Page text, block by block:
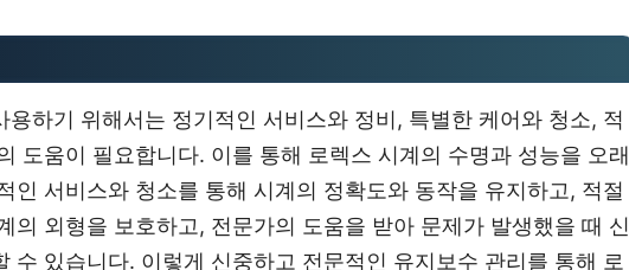
용하기 위해서는 정기적인 서비스와 정비, 특별한 케어와 청소, 적
도움이 필요합니다. 이를 통해 로렉스 시계의 수명과 성능을 오래
인 서비스와 청소를 통해 시계의 정확도와 동작을 유지하고, 적절
의 외형을 보호하고, 전문가의 도움을 받아 문제가 발생했을 때 신
수 있습니다. 이렇게 신중하고 전문적인 유지보수 관리를 통해 로